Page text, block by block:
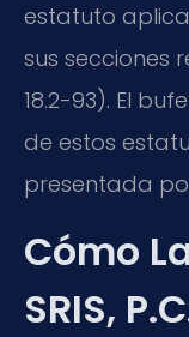
estatuto
sus secciones
18.2-93). El
de estos
presentada
Cómo
SRIS,